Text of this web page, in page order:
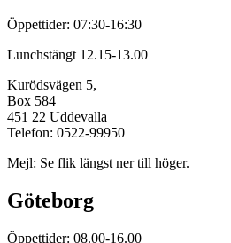
Öppettider: 07:30-16:30
Lunchstängt 12.15-13.00
Kurödsvägen 5,
Box 584
451 22 Uddevalla
Telefon: 0522-99950
Mejl: Se flik längst ner till höger.
Göteborg
Öppettider: 08.00-16.00